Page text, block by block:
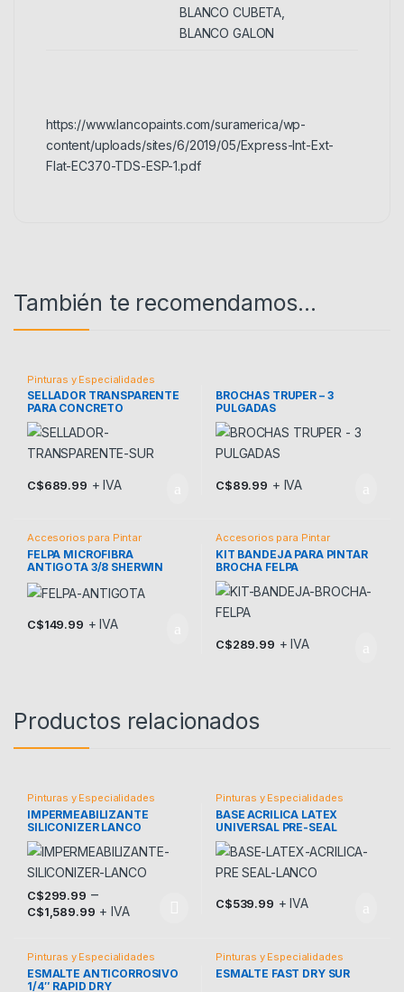
BLANCO CUBETA,
BLANCO GALON
https://www.lancopaints.com/suramerica/wp-
content/uploads/sites/6/2019/05/Express-Int-Ext-
Flat-EC370-TDS-ESP-1.pdf
También te recomendamos…
Pinturas y Especialidades
SELLADOR TRANSPARENTE
PARA CONCRETO
C$689.99 + IVA
BROCHAS TRUPER – 3
PULGADAS
C$89.99 + IVA
Accesorios para Pintar
FELPA MICROFIBRA
ANTIGOTA 3/8 SHERWIN
WILLIANS
C$149.99 + IVA
Accesorios para Pintar
KIT BANDEJA PARA PINTAR
BROCHA FELPA
C$289.99 + IVA
Productos relacionados
Pinturas y Especialidades
IMPERMEABILIZANTE
SILICONIZER LANCO
C$299.99 –
C$1,589.99 + IVA
Este producto tiene múltiples variantes. Las opciones se
Pinturas y Especialidades
BASE ACRILICA LATEX
UNIVERSAL PRE-SEAL
C$539.99 + IVA
Pinturas y Especialidades
ESMALTE ANTICORROSIVO
1/4″ RAPID DRY
Pinturas y Especialidades
ESMALTE FAST DRY SUR